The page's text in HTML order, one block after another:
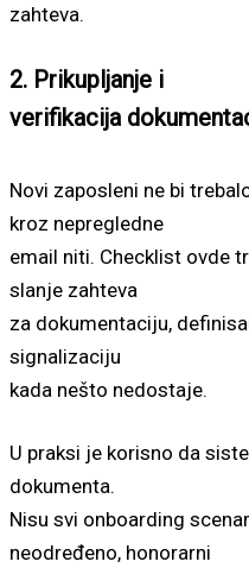
zahteva.
2. Prikupljanje i
verifikacija
Novi zaposleni ne bi
kroz nepregledne
email niti. Checklist ovde
slanje zahteva
za dokumentaciju,
signalizaciju
kada nešto nedostaje.
U praksi je korisno da
dokumenta.
Nisu svi onboarding
neodređeno, honorarni